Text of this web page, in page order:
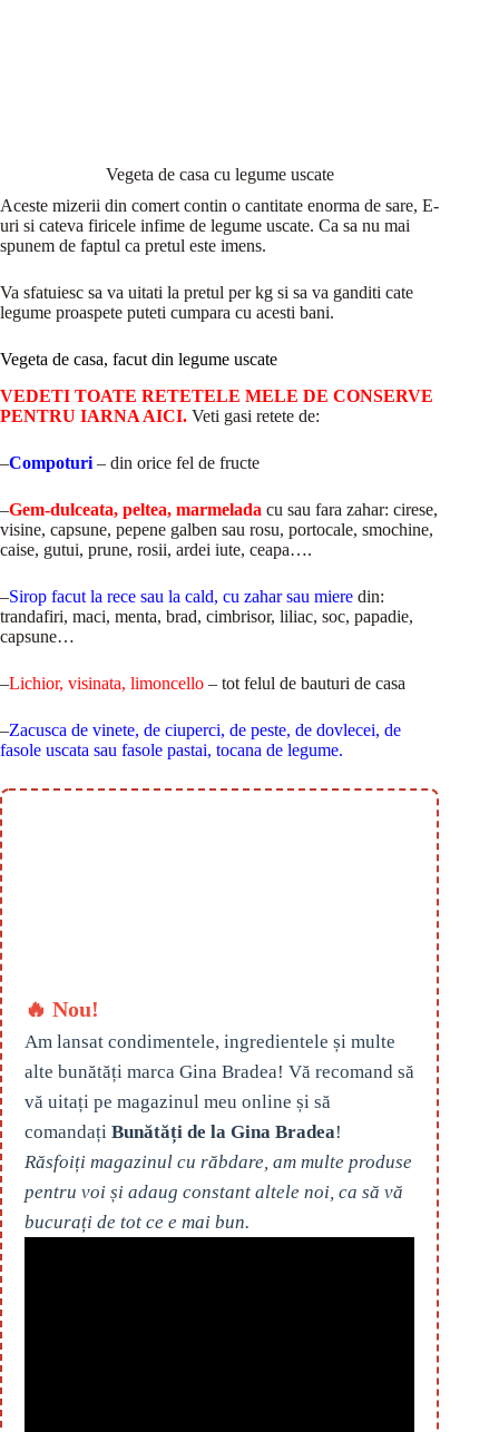
Vegeta de casa cu legume uscate
Aceste mizerii din comert contin o cantitate enorma de sare, E-
uri si cateva firicele infime de legume uscate. Ca sa nu mai
spunem de faptul ca pretul este imens.
Va sfatuiesc sa va uitati la pretul per kg si sa va ganditi cate
legume proaspete puteti cumpara cu acesti bani.
Vegeta de casa, facut din legume uscate
VEDETI TOATE RETETELE MELE DE CONSERVE
PENTRU IARNA AICI. Veti gasi retete de:
–Compoturi – din orice fel de fructe
–Gem-dulceata, peltea, marmelada cu sau fara zahar: cirese,
visine, capsune, pepene galben sau rosu, portocale, smochine,
caise, gutui, prune, rosii, ardei iute, ceapa….
–Sirop facut la rece sau la cald, cu zahar sau miere din:
trandafiri, maci, menta, brad, cimbrisor, liliac, soc, papadie,
capsune…
–Lichior, visinata, limoncello – tot felul de bauturi de casa
–Zacusca de vinete, de ciuperci, de peste, de dovlecei, de
fasole uscata sau fasole pastai, tocana de legume.
🔥 Nou!
Am lansat condimentele, ingredientele și multe
alte bunătăți marca Gina Bradea! Vă recomand să
vă uitați pe magazinul meu online și să
comandați Bunătăți de la Gina Bradea!
Răsfoiți magazinul cu răbdare, am multe produse
pentru voi și adaug constant altele noi, ca să vă
bucurați de tot ce e mai bun.